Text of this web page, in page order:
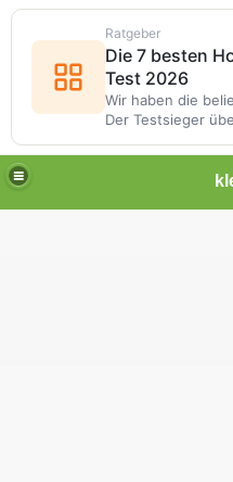
Ratgeber
Die 7 besten
Test 2026
Wir haben die
Der Testsieger